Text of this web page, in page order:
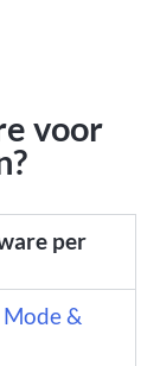
voor
per
&